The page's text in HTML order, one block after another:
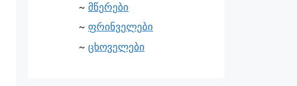
მწერები
ფრინველები
ცხოველები